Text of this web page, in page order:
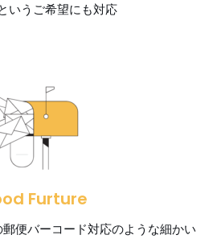
いうご希望にも対応
Furture
便バーコード対応のような細かい